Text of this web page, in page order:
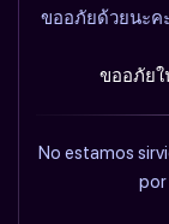
ขออภัยด้วยนะค
ขออภัย
No estamos
por